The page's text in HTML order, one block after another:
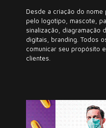
Desde a criação do
pelo logotipo, mascote,
sinalização, diagramação
digitais, branding. Todos
comunicar seu propósito
clientes.